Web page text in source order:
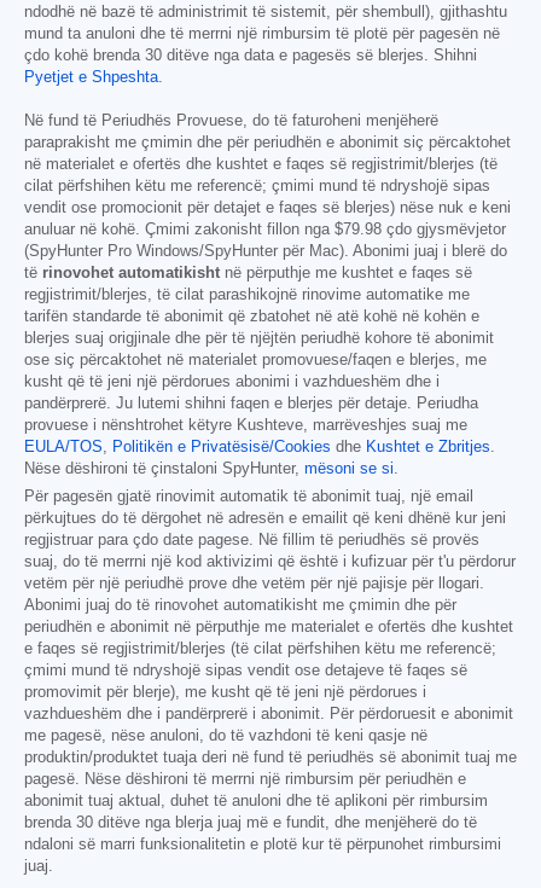
ndodhë në bazë të administrimit të sistemit, për shembull), gjithashtu
mund ta anuloni dhe të merrni një rimbursim të plotë për pagesën në
çdo kohë brenda 30 ditëve nga data e pagesës së blerjes. Shihni
Pyetjet e Shpeshta.
Në fund të Periudhës Provuese, do të faturoheni menjëherë
paraprakisht me çmimin dhe për periudhën e abonimit siç përcaktohet
në materialet e ofertës dhe kushtet e faqes së regjistrimit/blerjes (të
cilat përfshihen këtu me referencë; çmimi mund të ndryshojë sipas
vendit ose promocionit për detajet e faqes së blerjes) nëse nuk e keni
anuluar në kohë. Çmimi zakonisht fillon nga $79.98 çdo gjysmëvjetor
(SpyHunter Pro Windows/SpyHunter për Mac). Abonimi juaj i blerë do
të rinovohet automatikisht në përputhje me kushtet e faqes së
regjistrimit/blerjes, të cilat parashikojnë rinovime automatike me
tarifën standarde të abonimit që zbatohet në atë kohë në kohën e
blerjes suaj origjinale dhe për të njëjtën periudhë kohore të abonimit
ose siç përcaktohet në materialet promovuese/faqen e blerjes, me
kusht që të jeni një përdorues abonimi i vazhdueshëm dhe i
pandërprerë. Ju lutemi shihni faqen e blerjes për detaje. Periudha
provuese i nënshtrohet këtyre Kushteve, marrëveshjes suaj me
EULA/TOS, Politikën e Privatësisë/Cookies dhe Kushtet e Zbritjes.
Nëse dëshironi të çinstaloni SpyHunter, mësoni se si.
Për pagesën gjatë rinovimit automatik të abonimit tuaj, një email
përkujtues do të dërgohet në adresën e emailit që keni dhënë kur jeni
regjistruar para çdo date pagese. Në fillim të periudhës së provës
suaj, do të merrni një kod aktivizimi që është i kufizuar për t'u përdorur
vetëm për një periudhë prove dhe vetëm për një pajisje për llogari.
Abonimi juaj do të rinovohet automatikisht me çmimin dhe për
periudhën e abonimit në përputhje me materialet e ofertës dhe kushtet
e faqes së regjistrimit/blerjes (të cilat përfshihen këtu me referencë;
çmimi mund të ndryshojë sipas vendit ose detajeve të faqes së
promovimit për blerje), me kusht që të jeni një përdorues i
vazhdueshëm dhe i pandërprerë i abonimit. Për përdoruesit e abonimit
me pagesë, nëse anuloni, do të vazhdoni të keni qasje në
produktin/produktet tuaja deri në fund të periudhës së abonimit tuaj me
pagesë. Nëse dëshironi të merrni një rimbursim për periudhën e
abonimit tuaj aktual, duhet të anuloni dhe të aplikoni për rimbursim
brenda 30 ditëve nga blerja juaj më e fundit, dhe menjëherë do të
ndaloni së marri funksionalitetin e plotë kur të përpunohet rimbursimi
juaj.